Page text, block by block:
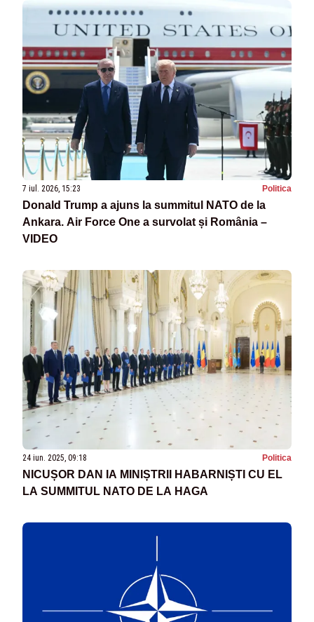
7 iul. 2026, 15:23 Politica
Donald Trump a ajuns la summitul NATO de la
Ankara. Air Force One a survolat și România –
VIDEO
24 iun. 2025, 09:18 Politica
NICUȘOR DAN IA MINIȘTRII HABARNIȘTI CU EL
LA SUMMITUL NATO DE LA HAGA